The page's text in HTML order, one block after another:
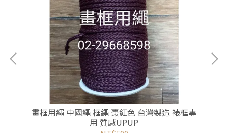
畫框用繩 中國繩 框繩 棗紅色 台灣製造 裱框專
用 質感UPUP